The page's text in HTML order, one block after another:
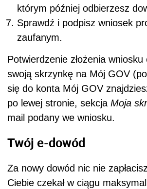
którym później odbierzesz
Sprawdź i podpisz wniosek
zaufanym.
Potwierdzenie złożenia
swoją skrzynkę na Mój GOV
się do konta Mój GOV
po lewej stronie, sekcja Moja
mail podany we wniosku.
Twój e-dowód
Za nowy dowód nic nie
Ciebie czekał w ciągu